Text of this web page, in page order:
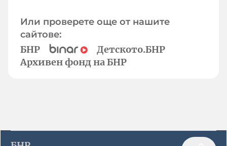
Или проверете още от нашите
сайтове:
БНР
Детското.БНР
Архивен фонд на БНР